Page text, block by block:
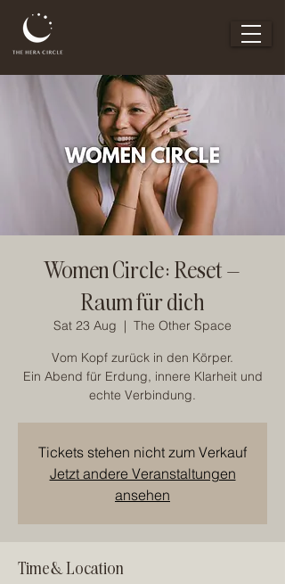
Women Circle: Reset –
Raum für dich
Sat 23 Aug
  |
The Other Space
Vom Kopf zurück in den Körper.
Ein Abend für Erdung, innere Klarheit und
echte Verbindung.
Tickets stehen nicht zum Verkauf
Jetzt andere Veranstaltungen
ansehen
Time & Location